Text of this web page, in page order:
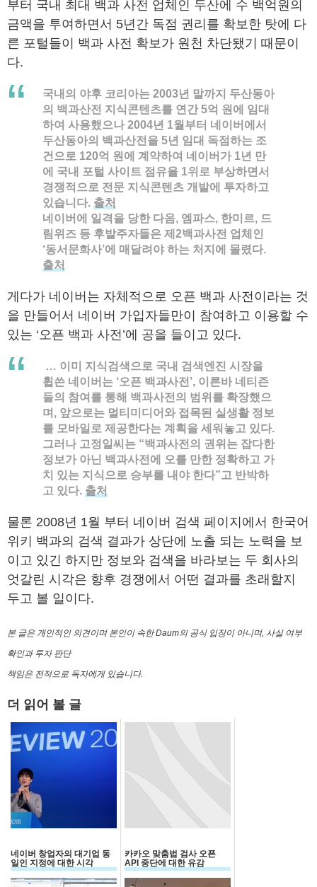
부터 국내 최대 백과 사전 업체인 두산에 수 백억원의
금액을 투여하면서 5년간 독점 권리를 확보한 탓에 다
른 포털들이 백과 사전 확보가 원천 차단됐기 때문이
다.
국내의 야후 코리아는 2003년 말까지 두산동아
의 백과산전 지식콘텐츠를 연간 5억 원에 임대
하여 사용했으나 2004년 1월부터 네이버에서
두산동아의 백과산전을 5년 임대 독점하는 조
건으로 120억 원에 계약하여 네이버가 1년 만
에 국내 포털 사이트 점유율 1위로 부상하면서
경쟁적으로 전문 지식콘텐츠 개발에 투자하고
있습니다. 출처
네이버에 일격을 당한 다음, 엠파스, 한미르, 드
림위즈 등 후발주자들은 제2백과사전 업체인
‘동서문화사’에 매달려야 하는 처지에 몰렸다.
출처
게다가 네이버는 자체적으로 오픈 백과 사전이라는 것
을 만들어서 네이버 가입자들만이 참여하고 이용할 수
있는 ‘오픈 백과 사전’에 공을 들이고 있다.
… 이미 지식검색으로 국내 검색엔진 시장을
휩쓴 네이버는 ‘오픈 백과사전’, 이른바 네티즌
들의 참여를 통해 백과사전의 범위를 확장했으
며, 앞으로는 멀티미디어와 접목된 실생활 정보
를 모바일로 제공한다는 계획을 세워놓고 있다.
그러나 고정일씨는 “백과사전의 권위는 잡다한
정보가 아닌 백과사전에 오를 만한 정확하고 가
치 있는 지식으로 승부를 내야 한다”고 반박하
고 있다. 출처
물론 2008년 1월 부터 네이버 검색 페이지에서 한국어
위키 백과의 검색 결과가 상단에 노출 되는 노력을 보
이고 있긴 하지만 정보와 검색을 바라보는 두 회사의
엇갈린 시각은 향후 경쟁에서 어떤 결과를 초래할지
두고 볼 일이다.
본 글은 개인적인 의견이며 본인이 속한 Daum의 공식 입장이 아니며, 사실 여부
확인과 투자 판단
책임은 전적으로 독자에게 있습니다.
더 읽어 볼 글
네이버 창업자의 대기업 동
일인 지정에 대한 시각
카카오 맞춤법 검사 오픈
API 중단에 대한 유감